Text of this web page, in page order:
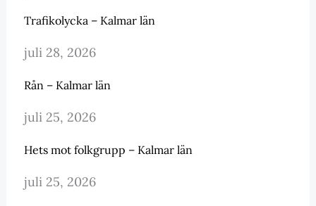
Trafikolycka – Kalmar län
juli 28, 2026
Rån – Kalmar län
juli 25, 2026
Hets mot folkgrupp – Kalmar län
juli 25, 2026